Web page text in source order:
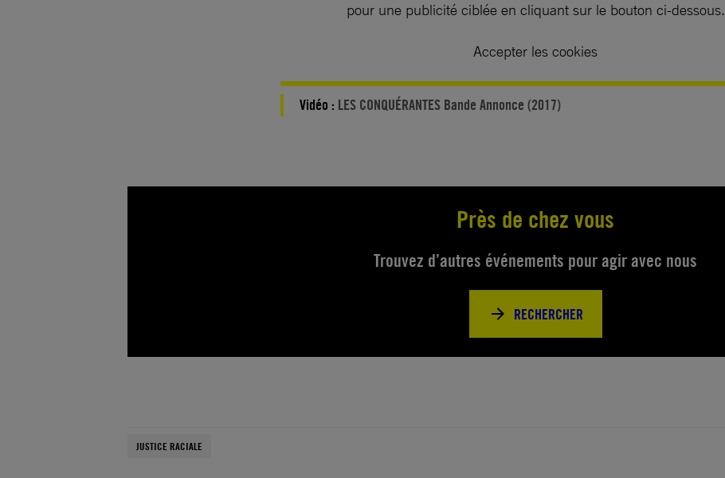
pour une publicité ciblée en cliquant sur le bouton ci-dessous.
Accepter les cookies
Vidéo : LES CONQUÉRANTES Bande Annonce (2017)
Près de chez vous
Trouvez d’autres événements pour agir avec nous
RECHERCHER
JUSTICE RACIALE